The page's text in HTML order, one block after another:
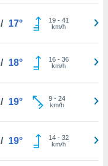
/ 17° 19- 41
km/h
/ 18° 16- 36
km/h
/ 19° 9- 24
km/h
/ 19° 14- 32
km/h